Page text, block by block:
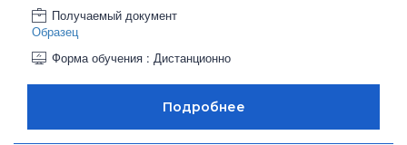
Получаемый документ
Образец
Форма обучения : Дистанционно